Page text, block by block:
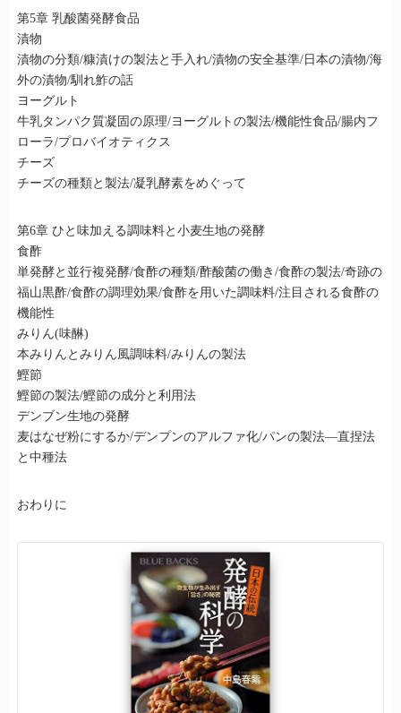
第5章 乳酸菌発酵食品
漬物
漬物の分類/糠漬けの製法と手入れ/漬物の安全基準/日本の漬物/海
外の漬物/馴れ鮓の話
ヨーグルト
牛乳タンパク質凝固の原理/ヨーグルトの製法/機能性食品/腸内フ
ローラ/プロバイオティクス
チーズ
チーズの種類と製法/凝乳酵素をめぐって
第6章 ひと味加える調味料と小麦生地の発酵
食酢
単発酵と並行複発酵/食酢の種類/酢酸菌の働き/食酢の製法/奇跡の
福山黒酢/食酢の調理効果/食酢を用いた調味料/注目される食酢の
機能性
みりん(味醂)
本みりんとみりん風調味料/みりんの製法
鰹節
鰹節の製法/鰹節の成分と利用法
デンブン生地の発酵
麦はなぜ粉にするか/デンプンのアルファ化/パンの製法—直捏法
と中種法
おわりに